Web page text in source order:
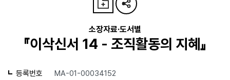
소장자료·도서별
『이삭신서 14 - 조직활동의 지혜』
등록번호 MA-01-00034152